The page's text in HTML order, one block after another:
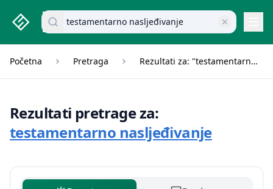
studenti.rs home page
Pretraži dokumente
Početna Pretraga Rezultati za: "testamentarno nasljeđivanje"
Rezultati pretrage za:
testamentarno nasljeđivanje